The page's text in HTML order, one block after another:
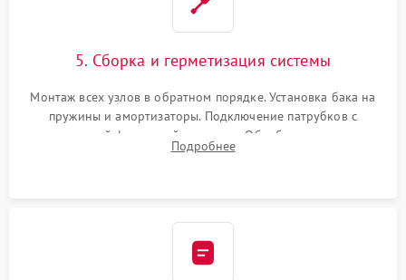
5. Сборка и герметизация системы
Монтаж всех узлов в обратном порядке. Установка бака на
пружины и амортизаторы. Подключение патрубков с
надежной фиксацией хомутами. Обработка стыков
герметиком для предотвращения возможных протечек воды.
Подробнее